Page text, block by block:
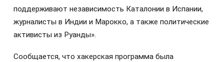
поддерживают независимость Каталонии в Испании,
журналисты в Индии и Марокко, а также политические
активисты из Руанды».
Сообщается, что хакерская программа была